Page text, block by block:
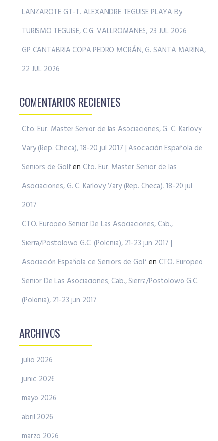
LANZAROTE GT-T. ALEXANDRE TEGUISE PLAYA By
TURISMO TEGUISE, C.G. VALLROMANES, 23 JUL 2026
GP CANTABRIA COPA PEDRO MORÁN, G. SANTA MARINA,
22 JUL 2026
COMENTARIOS RECIENTES
Cto. Eur. Master Senior de las Asociaciones, G. C. Karlovy
Vary (Rep. Checa), 18-20 jul 2017 | Asociación Española de
Seniors de Golf en Cto. Eur. Master Senior de las
Asociaciones, G. C. Karlovy Vary (Rep. Checa), 18-20 jul
2017
CTO. Europeo Senior De Las Asociaciones, Cab.,
Sierra/Postolowo G.C. (Polonia), 21-23 jun 2017 |
Asociación Española de Seniors de Golf en CTO. Europeo
Senior De Las Asociaciones, Cab., Sierra/Postolowo G.C.
(Polonia), 21-23 jun 2017
ARCHIVOS
julio 2026
junio 2026
mayo 2026
abril 2026
marzo 2026